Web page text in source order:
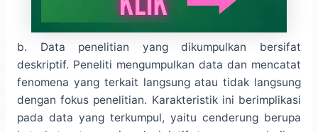
b. Data penelitian yang dikumpulkan bersifat
deskriptif. Peneliti mengumpulkan data dan mencatat
fenomena yang terkait langsung atau tidak langsung
dengan fokus penelitian. Karakteristik ini berimplikasi
pada data yang terkumpul, yaitu cenderung berupa